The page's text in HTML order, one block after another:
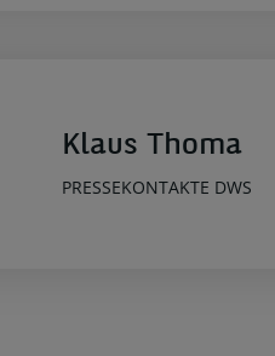
Klaus Thoma
PRESSEKONTAKTE DWS